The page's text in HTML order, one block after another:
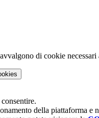
di cookie
della piattaforma e